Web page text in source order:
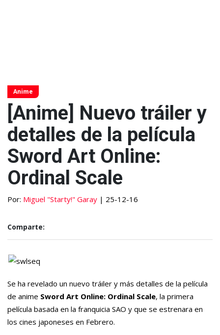
Anime
[Anime] Nuevo tráiler y
detalles de la película
Sword Art Online:
Ordinal Scale
Por: Miguel "Starty!" Garay | 25-12-16
Comparte:
Se ha revelado un nuevo tráiler y más detalles de la película
de anime Sword Art Online: Ordinal Scale, la primera
película basada en la franquicia SAO y que se estrenara en
los cines japoneses en Febrero.